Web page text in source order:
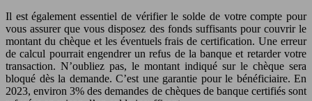
Il est également essentiel de vérifier le solde de votre compte pour
vous assurer que vous disposez des fonds suffisants pour couvrir le
montant du chèque et les éventuels frais de certification. Une erreur
de calcul pourrait engendrer un refus de la banque et retarder votre
transaction. N’oubliez pas, le montant indiqué sur le chèque sera
bloqué dès la demande. C’est une garantie pour le bénéficiaire. En
2023, environ 3% des demandes de chèques de banque certifiés sont